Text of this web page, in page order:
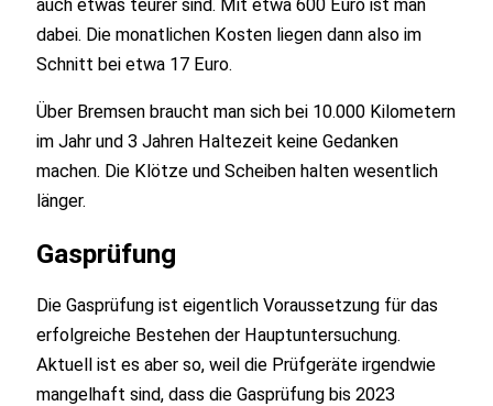
auch etwas teurer sind. Mit etwa 600 Euro ist man
dabei. Die monatlichen Kosten liegen dann also im
Schnitt bei etwa 17 Euro.
Über Bremsen braucht man sich bei 10.000 Kilometern
im Jahr und 3 Jahren Haltezeit keine Gedanken
machen. Die Klötze und Scheiben halten wesentlich
länger.
Gasprüfung
Die Gasprüfung ist eigentlich Voraussetzung für das
erfolgreiche Bestehen der Hauptuntersuchung.
Aktuell ist es aber so, weil die Prüfgeräte irgendwie
mangelhaft sind, dass die Gasprüfung bis 2023